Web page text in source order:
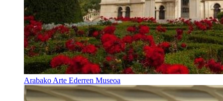
Arabako Arte Ederren Museoa